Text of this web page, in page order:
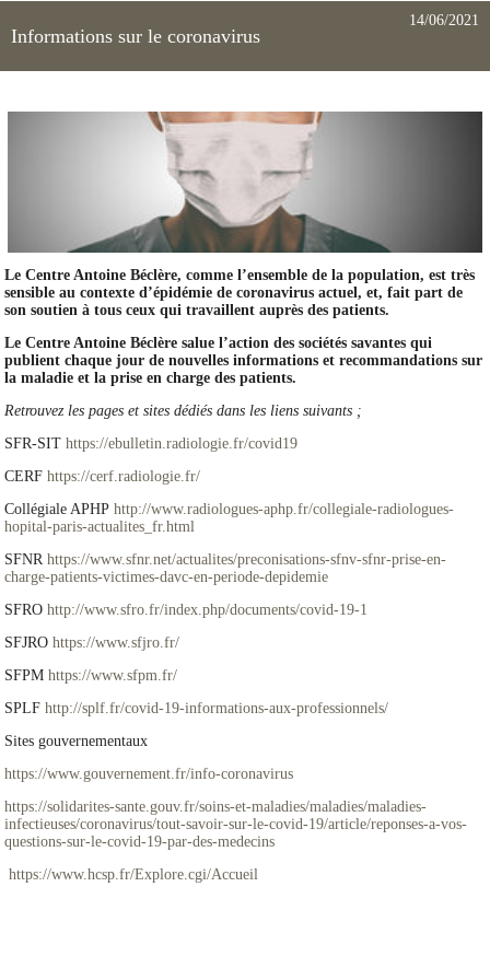
Informations sur le coronavirus
14/06/2021
Le Centre Antoine Béclère, comme l’ensemble de la population, est très
sensible au contexte d’épidémie de coronavirus actuel, et, fait part de
son soutien à tous ceux qui travaillent auprès des patients.
Le Centre Antoine Béclère salue l’action des sociétés savantes qui
publient chaque jour de nouvelles informations et recommandations sur
la maladie et la prise en charge des patients.
Retrouvez les pages et sites dédiés dans les liens suivants ;
SFR-SIThttps://ebulletin.radiologie.fr/covid19
CERFhttps://cerf.radiologie.fr/
Collégiale APHPhttp://www.radiologues-aphp.fr/collegiale-radiologues-
hopital-paris-actualites_fr.html
SFNRhttps://www.sfnr.net/actualites/preconisations-sfnv-sfnr-prise-en-
charge-patients-victimes-davc-en-periode-depidemie
SFROhttp://www.sfro.fr/index.php/documents/covid-19-1
SFJROhttps://www.sfjro.fr/
SFPMhttps://www.sfpm.fr/
SPLFhttp://splf.fr/covid-19-informations-aux-professionnels/
Sites gouvernementaux
https://www.gouvernement.fr/info-coronavirus
https://solidarites-sante.gouv.fr/soins-et-maladies/maladies/maladies-
infectieuses/coronavirus/tout-savoir-sur-le-covid-19/article/reponses-a-vos-
questions-sur-le-covid-19-par-des-medecins
https://www.hcsp.fr/Explore.cgi/Accueil